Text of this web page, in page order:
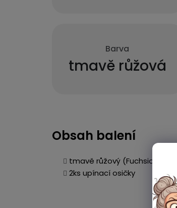
Barva
tmavě růžová
Obsah balení
tmavě růžový (Fuchsiová)
2ks upínací osičky